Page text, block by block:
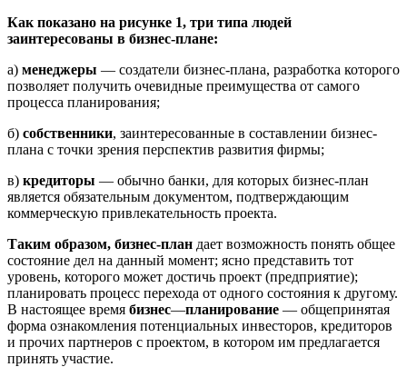
Как показано на рисунке 1, три типа людей
заинтересованы в бизнес-плане:
а) менеджеры — создатели бизнес-плана, разработка которого
позволяет получить очевидные преимущества от самого
процесса планирования;
б) собственники, заинтересованные в составлении бизнес-
плана с точки зрения перспектив раз­вития фирмы;
в) кредиторы — обычно банки, для которых бизнес-план
является обязательным документом, подтверждающим
коммерческую привлекательность проекта.
Таким образом, бизнес-план дает возможность понять общее
состояние дел на данный момент; ясно представить тот
уровень, которого может достичь проект (предприятие);
планировать процесс перехода от одного состояния к другому.
В настоящее время бизнес—планирование — общепринятая
форма ознакомления потенциальных инвесторов, кредиторов
и прочих партнеров с проектом, в кото­ром им предлагается
принять участие.